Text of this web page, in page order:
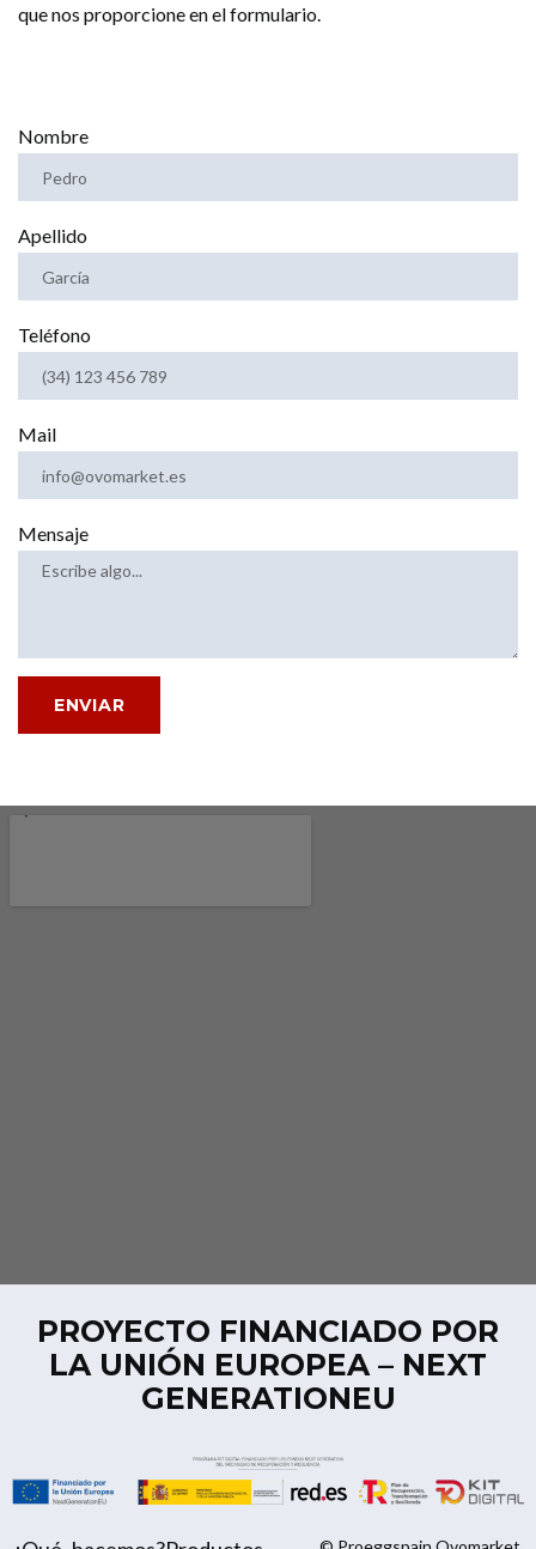
que nos proporcione en el formulario.
Nombre
Apellido
Teléfono
Mail
Mensaje
ENVIAR
PROYECTO FINANCIADO POR
LA UNIÓN EUROPEA – NEXT
GENERATIONEU